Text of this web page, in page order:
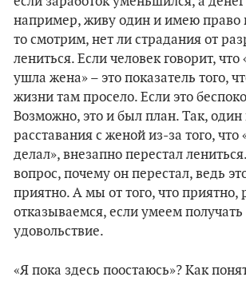
например, живу один и имею право
то смотрим, нет ли страдания от
лениться. Если человек говорит, что
ушла жена» – это показатель того,
жизни там просело. Если это
Возможно, это и был план. Так, один
расставания с женой из-за того, что
делал», внезапно перестал
вопрос, почему он перестал, ведь
приятно. А мы от того, что приятно,
отказываемся, если умеем получать
удовольствие.
«Я пока здесь поостаюсь»? Как